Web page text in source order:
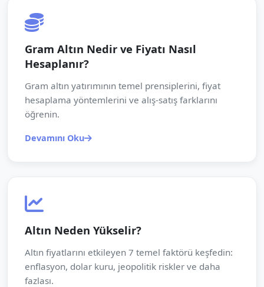
Gram Altın Nedir ve Fiyatı Nasıl
Hesaplanır?
Gram altın yatırımının temel prensiplerini, fiyat
hesaplama yöntemlerini ve alış-satış farklarını
öğrenin.
Devamını Oku
Altın Neden Yükselir?
Altın fiyatlarını etkileyen 7 temel faktörü keşfedin:
enflasyon, dolar kuru, jeopolitik riskler ve daha
fazlası.